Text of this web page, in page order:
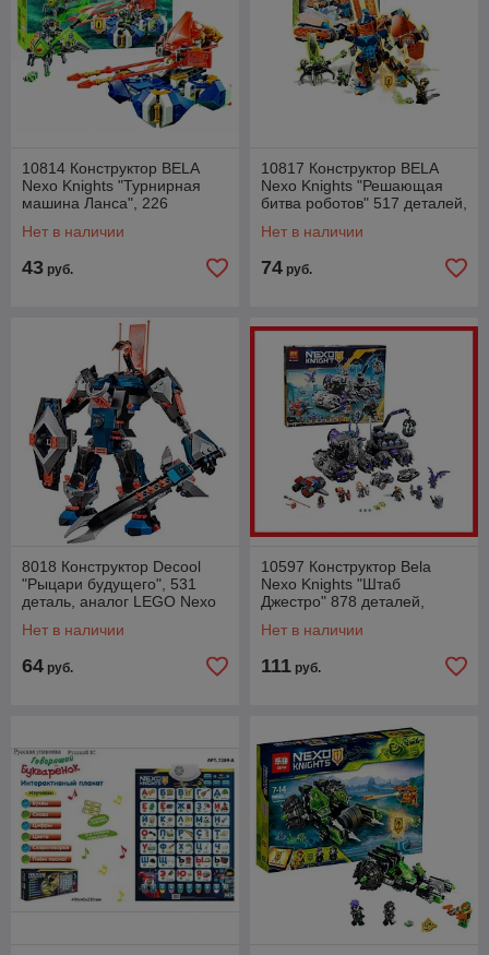
10814 Конструктор BELA
Nexo Knights "Турнирная
машина Ланса", 226
Knights 72001
Нет в наличии
43 руб.
10817 Конструктор BELA
Nexo Knights "Решающая
битва роботов" 517 деталей,
72004
Нет в наличии
74 руб.
8018 Конструктор Decool
"Рыцари будущего", 531
деталь, аналог LEGO Nexo
Нет в наличии
64 руб.
10597 Конструктор Bela
Nexo Knights "Штаб
Джестро" 878 деталей,
70352
Нет в наличии
111 руб.